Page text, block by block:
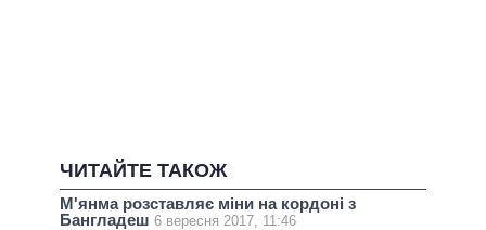
ЧИТАЙТЕ ТАКОЖ
М'янма розставляє міни на кордоні з
Бангладеш 6 вересня 2017, 11:46